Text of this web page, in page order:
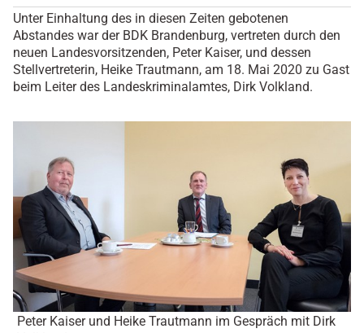
Unter Einhaltung des in diesen Zeiten gebotenen
Abstandes war der BDK Brandenburg, vertreten durch den
neuen Landesvorsitzenden, Peter Kaiser, und dessen
Stellvertreterin, Heike Trautmann, am 18. Mai 2020 zu Gast
beim Leiter des Landeskriminalamtes, Dirk Volkland.
Peter Kaiser und Heike Trautmann im Gespräch mit Dirk